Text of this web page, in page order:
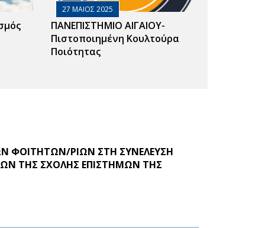
27 ΜΑΙΟΣ 2025
ΠΑΝΕΠΙΣΤΗΜΙΟ ΑΙΓΑΙΟΥ-
Πιστοποιημένη Κουλτούρα
Ποιότητας
ΦΟΙΤΗΤΩΝ/ΡΙΩΝ ΣΤΗ ΣΥΝΕΛΕΥΣΗ
ΤΗΣ ΣΧΟΛΗΣ ΕΠΙΣΤΗΜΩΝ ΤΗΣ